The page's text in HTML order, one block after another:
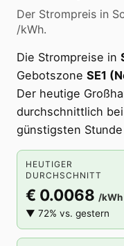
Der Strompreis in
/kWh.
Die Strompreise in
Gebotszone SE1
Der heutige
durchschnittlich
günstigsten
HEUTIGER
DURCHSCHNITT
€ 0.0068 /kWh
▼ 72% vs. gestern